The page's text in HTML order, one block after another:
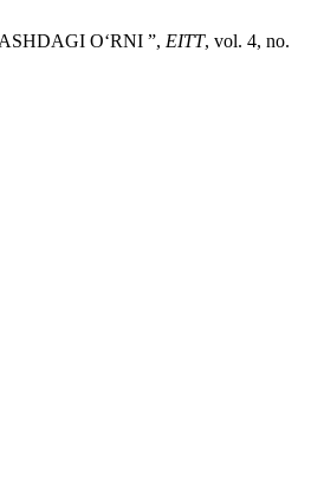
O‘RNI ”, EITT, vol. 4, no.